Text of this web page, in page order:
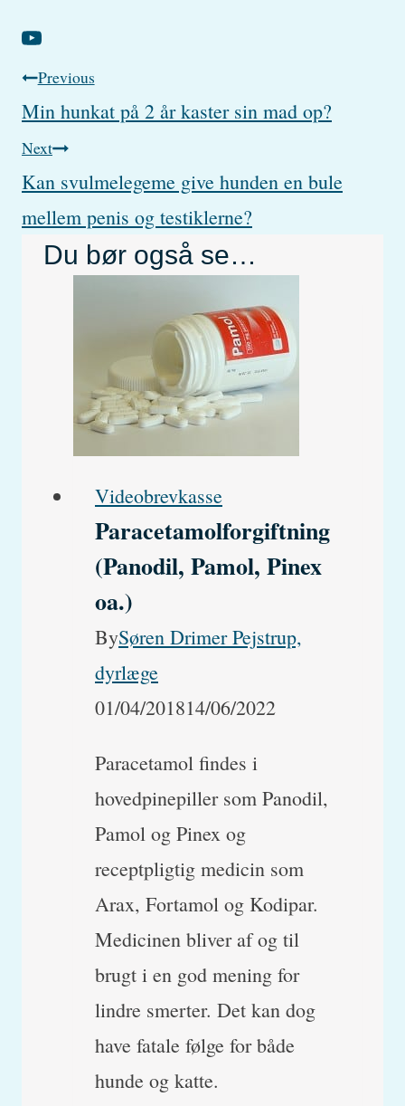
Post
navigation
Previous
Min hunkat på 2 år kaster sin mad op?
Next
Kan svulmelegeme give hunden en bule
mellem penis og testiklerne?
Du bør også se…
Videobrevkasse
Paracetamolforgiftning
(Panodil, Pamol, Pinex
oa.)
BySøren Drimer Pejstrup,
dyrlæge
01/04/201814/06/2022
Paracetamol findes i
hovedpinepiller som Panodil,
Pamol og Pinex og
receptpligtig medicin som
Arax, Fortamol og Kodipar.
Medicinen bliver af og til
brugt i en god mening for
lindre smerter. Det kan dog
have fatale følge for både
hunde og katte.